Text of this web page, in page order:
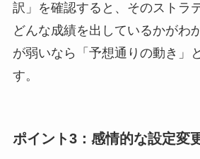
訳」を確認すると、そのストラ
どんな成績を出しているかがわ
が弱いなら「予想通りの動き」
す。
ポイント3：感情的な設定変